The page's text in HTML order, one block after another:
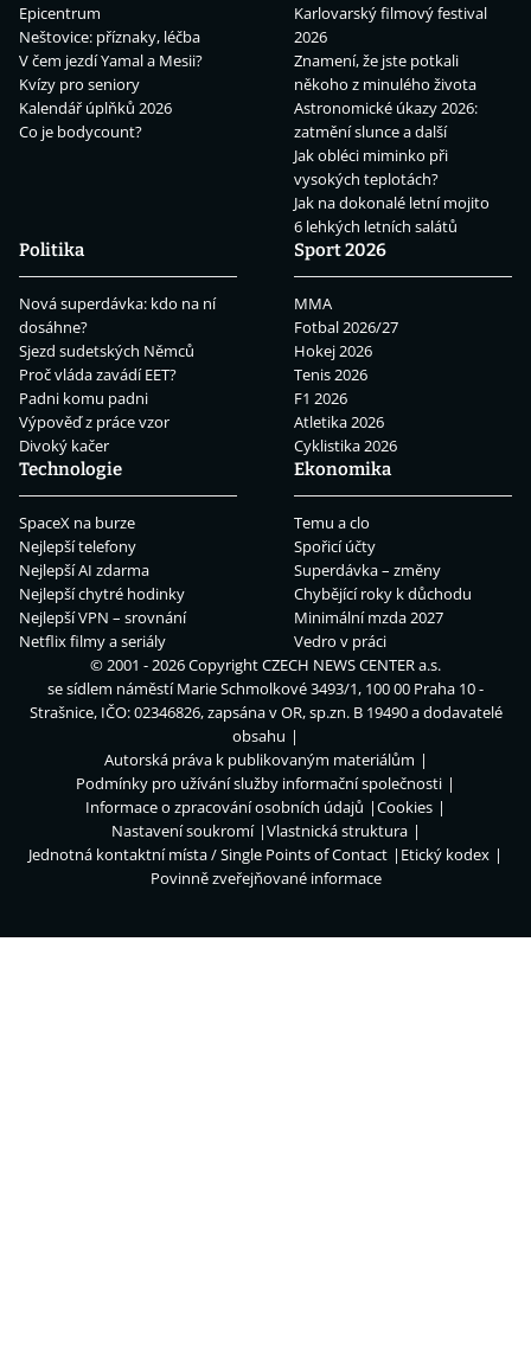
Epicentrum
Neštovice: příznaky, léčba
V čem jezdí Yamal a Mesii?
Kvízy pro seniory
Kalendář úplňků 2026
Co je bodycount?
Karlovarský filmový festival
2026
Znamení, že jste potkali
někoho z minulého života
Astronomické úkazy 2026:
zatmění slunce a další
Jak obléci miminko při
vysokých teplotách?
Jak na dokonalé letní mojito
6 lehkých letních salátů
Politika
Nová superdávka: kdo na ní
dosáhne?
Sjezd sudetských Němců
Proč vláda zavádí EET?
Padni komu padni
Výpověď z práce vzor
Divoký kačer
Sport 2026
MMA
Fotbal 2026/27
Hokej 2026
Tenis 2026
F1 2026
Atletika 2026
Cyklistika 2026
Technologie
SpaceX na burze
Nejlepší telefony
Nejlepší AI zdarma
Nejlepší chytré hodinky
Nejlepší VPN – srovnání
Netflix filmy a seriály
Ekonomika
Temu a clo
Spořicí účty
Superdávka – změny
Chybějící roky k důchodu
Minimální mzda 2027
Vedro v práci
© 2001 - 2026 CopyrightCZECH NEWS CENTER a.s.
se sídlem náměstí Marie Schmolkové 3493/1, 100 00 Praha 10 -
Strašnice, IČO: 02346826, zapsána v OR, sp.zn. B 19490 a dodavatelé
obsahu
Autorská práva k publikovaným materiálům
Podmínky pro užívání služby informační společnosti
Informace o zpracování osobních údajů
Cookies
Nastavení soukromí
Vlastnická struktura
Jednotná kontaktní místa / Single Points of Contact
Etický kodex
Povinně zveřejňované informace